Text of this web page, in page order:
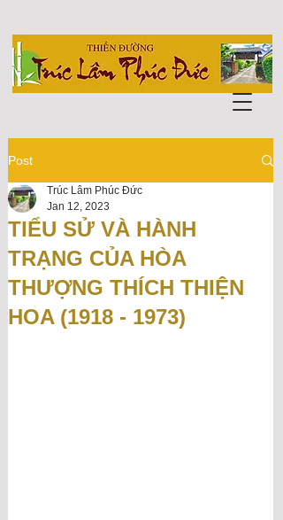
Post
TIỂU SỬ VÀ HÀNH
TRẠNG CỦA HÒA
THƯỢNG THÍCH THIỆN
HOA (1918 - 1973)
Trúc Lâm Phúc Đức
Jan 12, 2023